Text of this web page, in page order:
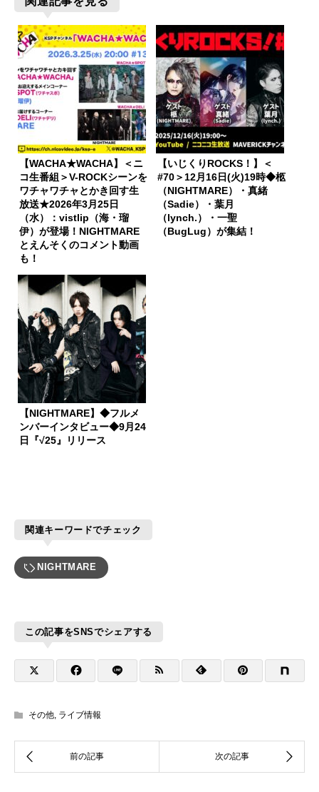
【WACHA★WACHA】＜ニ
コ生番組＞V-ROCKシーンを
ワチャワチャとかき回す生
放送★2026年3月25日
（水）：vistlip（海・瑠
伊）が登場！NIGHTMARE
とえんそくのコメント動画
も！
【いじくりROCKS！】＜
#70＞12月16日(火)19時◆柩
（NIGHTMARE）・真緒
（Sadie）・葉月
（lynch.）・一聖
（BugLug）が集結！
【NIGHTMARE】◆フルメ
ンバーインタビュー◆9月24
日『√25』リリース
関連キーワードでチェック
NIGHTMARE
この記事をSNSでシェアする
その他, ライブ情報